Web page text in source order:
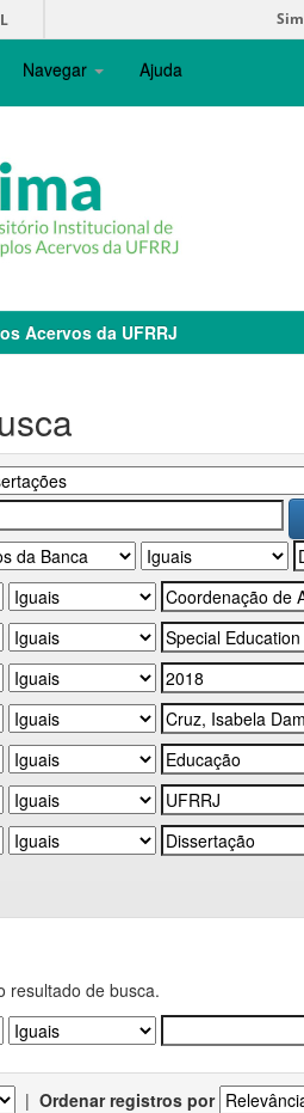
Navegar Ajuda
Acervos da UFRRJ
resultado de busca.
| Ordenar registros por